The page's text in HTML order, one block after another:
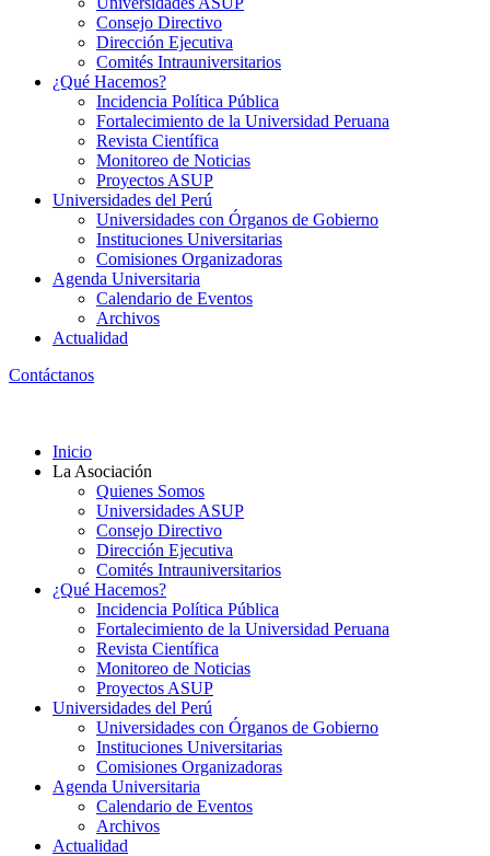
Consejo Directivo
Dirección Ejecutiva
Comités Intrauniversitarios
¿Qué Hacemos?
Incidencia Política Pública
Fortalecimiento de la Universidad Peruana
Revista Científica
Monitoreo de Noticias
Proyectos ASUP
Universidades del Perú
Universidades con Órganos de Gobierno
Instituciones Universitarias
Comisiones Organizadoras
Agenda Universitaria
Calendario de Eventos
Archivos
Actualidad
Contáctanos
Inicio
La Asociación
Quienes Somos
Universidades ASUP
Consejo Directivo
Dirección Ejecutiva
Comités Intrauniversitarios
¿Qué Hacemos?
Incidencia Política Pública
Fortalecimiento de la Universidad Peruana
Revista Científica
Monitoreo de Noticias
Proyectos ASUP
Universidades del Perú
Universidades con Órganos de Gobierno
Instituciones Universitarias
Comisiones Organizadoras
Agenda Universitaria
Calendario de Eventos
Archivos
Actualidad